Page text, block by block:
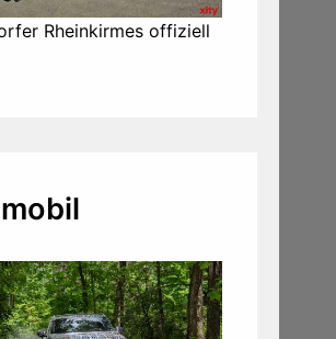
Rheinkirmes offiziell